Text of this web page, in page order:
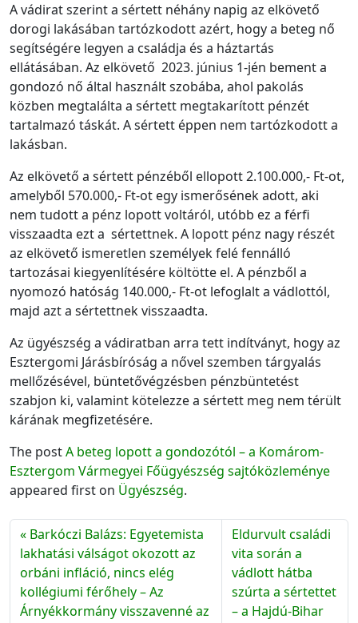
A vádirat szerint a sértett néhány napig az elkövető
dorogi lakásában tartózkodott azért, hogy a beteg nő
segítségére legyen a családja és a háztartás
ellátásában. Az elkövető 2023. június 1-jén bement a
gondozó nő által használt szobába, ahol pakolás
közben megtalálta a sértett megtakarított pénzét
tartalmazó táskát. A sértett éppen nem tartózkodott a
lakásban.
Az elkövető a sértett pénzéből ellopott 2.100.000,- Ft-ot,
amelyből 570.000,- Ft-ot egy ismerősének adott, aki
nem tudott a pénz lopott voltáról, utóbb ez a férfi
visszaadta ezt a sértettnek. A lopott pénz nagy részét
az elkövető ismeretlen személyek felé fennálló
tartozásai kiegyenlítésére költötte el. A pénzből a
nyomozó hatóság 140.000,- Ft-ot lefoglalt a vádlottól,
majd azt a sértettnek visszaadta.
Az ügyészség a vádiratban arra tett indítványt, hogy az
Esztergomi Járásbíróság a nővel szemben tárgyalás
mellőzésével, büntetővégzésben pénzbüntetést
szabjon ki, valamint kötelezze a sértett meg nem térült
kárának megfizetésére.
The postA beteg lopott a gondozótól – a Komárom-
Esztergom Vármegyei Főügyészség sajtóközleménye
appeared first on Ügyészség.
Barkóczi Balázs: Egyetemista
lakhatási válságot okozott az
orbáni infláció, nincs elég
kollégiumi férőhely – Az
Árnyékkormány visszavenné az
Eldurvult családi
vita során a
vádlott hátba
szúrta a sértettet
– a Hajdú-Bihar